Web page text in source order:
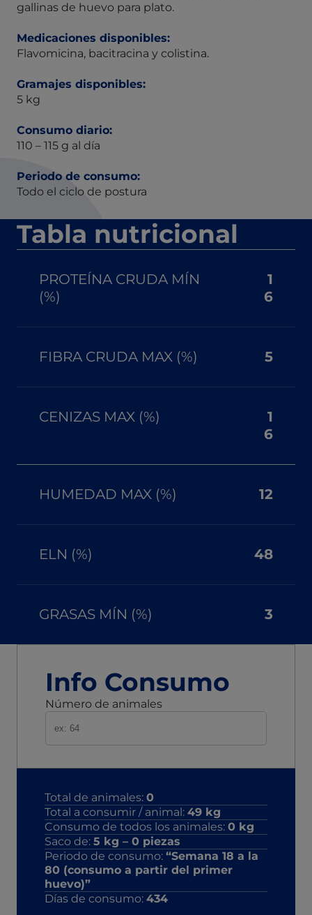
gallinas de huevo para plato.
Medicaciones disponibles:
Flavomicina, bacitracina y colistina.
Gramajes disponibles:
5 kg
Consumo diario:
110 – 115 g al día
Periodo de consumo:
Todo el ciclo de postura
Tabla nutricional
PROTEÍNA CRUDA MÍN
(%)
1
6
FIBRA CRUDA MAX (%) 5
CENIZAS MAX (%)
1
6
HUMEDAD MAX (%) 12
ELN (%) 48
GRASAS MÍN (%) 3
Info Consumo
Número de animales
Total de animales: 0
Total a consumir / animal: 49 kg
Consumo de todos los animales: 0 kg
Saco de: 5 kg – 0 piezas
Periodo de consumo: “Semana 18 a la
80 (consumo a partir del primer
huevo)”
Días de consumo: 434